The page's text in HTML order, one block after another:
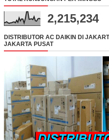
2,215,234
DISTRIBUTOR AC DAIKIN DI
JAKARTA PUSAT